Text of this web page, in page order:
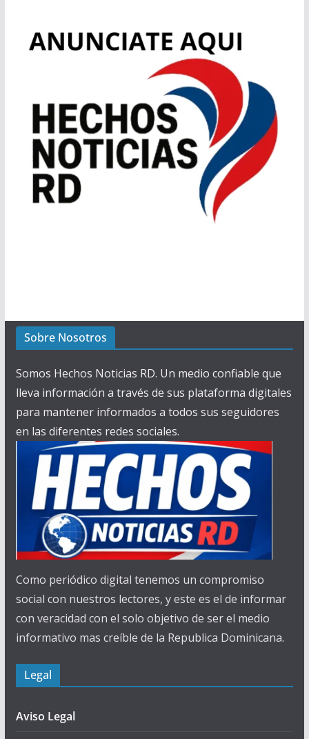
Sobre Nosotros
Somos Hechos Noticias RD. Un medio confiable que
lleva información a través de sus plataforma digitales
para mantener informados a todos sus seguidores
en las diferentes redes sociales.
Como periódico digital tenemos un compromiso
social con nuestros lectores, y este es el de informar
con veracidad con el solo objetivo de ser el medio
informativo mas creíble de la Republica Dominicana.
Legal
Aviso Legal